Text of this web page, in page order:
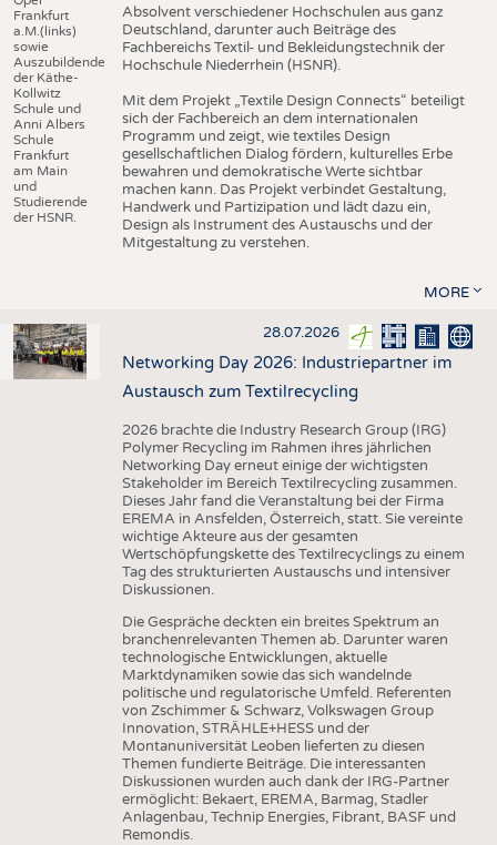
Frankfurt
a.M.(links)
sowie
Auszubildende
der Käthe-
Kollwitz
Schule und
Anni Albers
Schule
Frankfurt
am Main
und
Studierende
der HSNR.
Absolvent verschiedener Hochschulen aus ganz
Deutschland, darunter auch Beiträge des
Fachbereichs Textil- und Bekleidungstechnik der
Hochschule Niederrhein (HSNR).
Mit dem Projekt „Textile Design Connects“ beteiligt
sich der Fachbereich an dem internationalen
Programm und zeigt, wie textiles Design
gesellschaftlichen Dialog fördern, kulturelles Erbe
bewahren und demokratische Werte sichtbar
machen kann. Das Projekt verbindet Gestaltung,
Handwerk und Partizipation und lädt dazu ein,
Design als Instrument des Austauschs und der
Mitgestaltung zu verstehen.
MORE
28.07.2026
Networking Day 2026: Industriepartner im
Austausch zum Textilrecycling
2026 brachte die Industry Research Group (IRG)
Polymer Recycling im Rahmen ihres jährlichen
Networking Day erneut einige der wichtigsten
Stakeholder im Bereich Textilrecycling zusammen.
Dieses Jahr fand die Veranstaltung bei der Firma
EREMA in Ansfelden, Österreich, statt. Sie vereinte
wichtige Akteure aus der gesamten
Wertschöpfungskette des Textilrecyclings zu einem
Tag des strukturierten Austauschs und intensiver
Diskussionen.
Die Gespräche deckten ein breites Spektrum an
branchenrelevanten Themen ab. Darunter waren
technologische Entwicklungen, aktuelle
Marktdynamiken sowie das sich wandelnde
politische und regulatorische Umfeld. Referenten
von Zschimmer & Schwarz, Volkswagen Group
Innovation, STRÄHLE+HESS und der
Montanuniversität Leoben lieferten zu diesen
Themen fundierte Beiträge. Die interessanten
Diskussionen wurden auch dank der IRG-Partner
ermöglicht: Bekaert, EREMA, Barmag, Stadler
Anlagenbau, Technip Energies, Fibrant, BASF und
Remondis.